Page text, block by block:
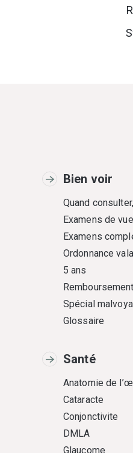
Bien voir
Quand
Examens de vue
Examens
Ordonnance
5 ans
Spécial
Glossaire
Santé
Anatomie de
Cataracte
Conjonctivite
DMLA
Glaucome